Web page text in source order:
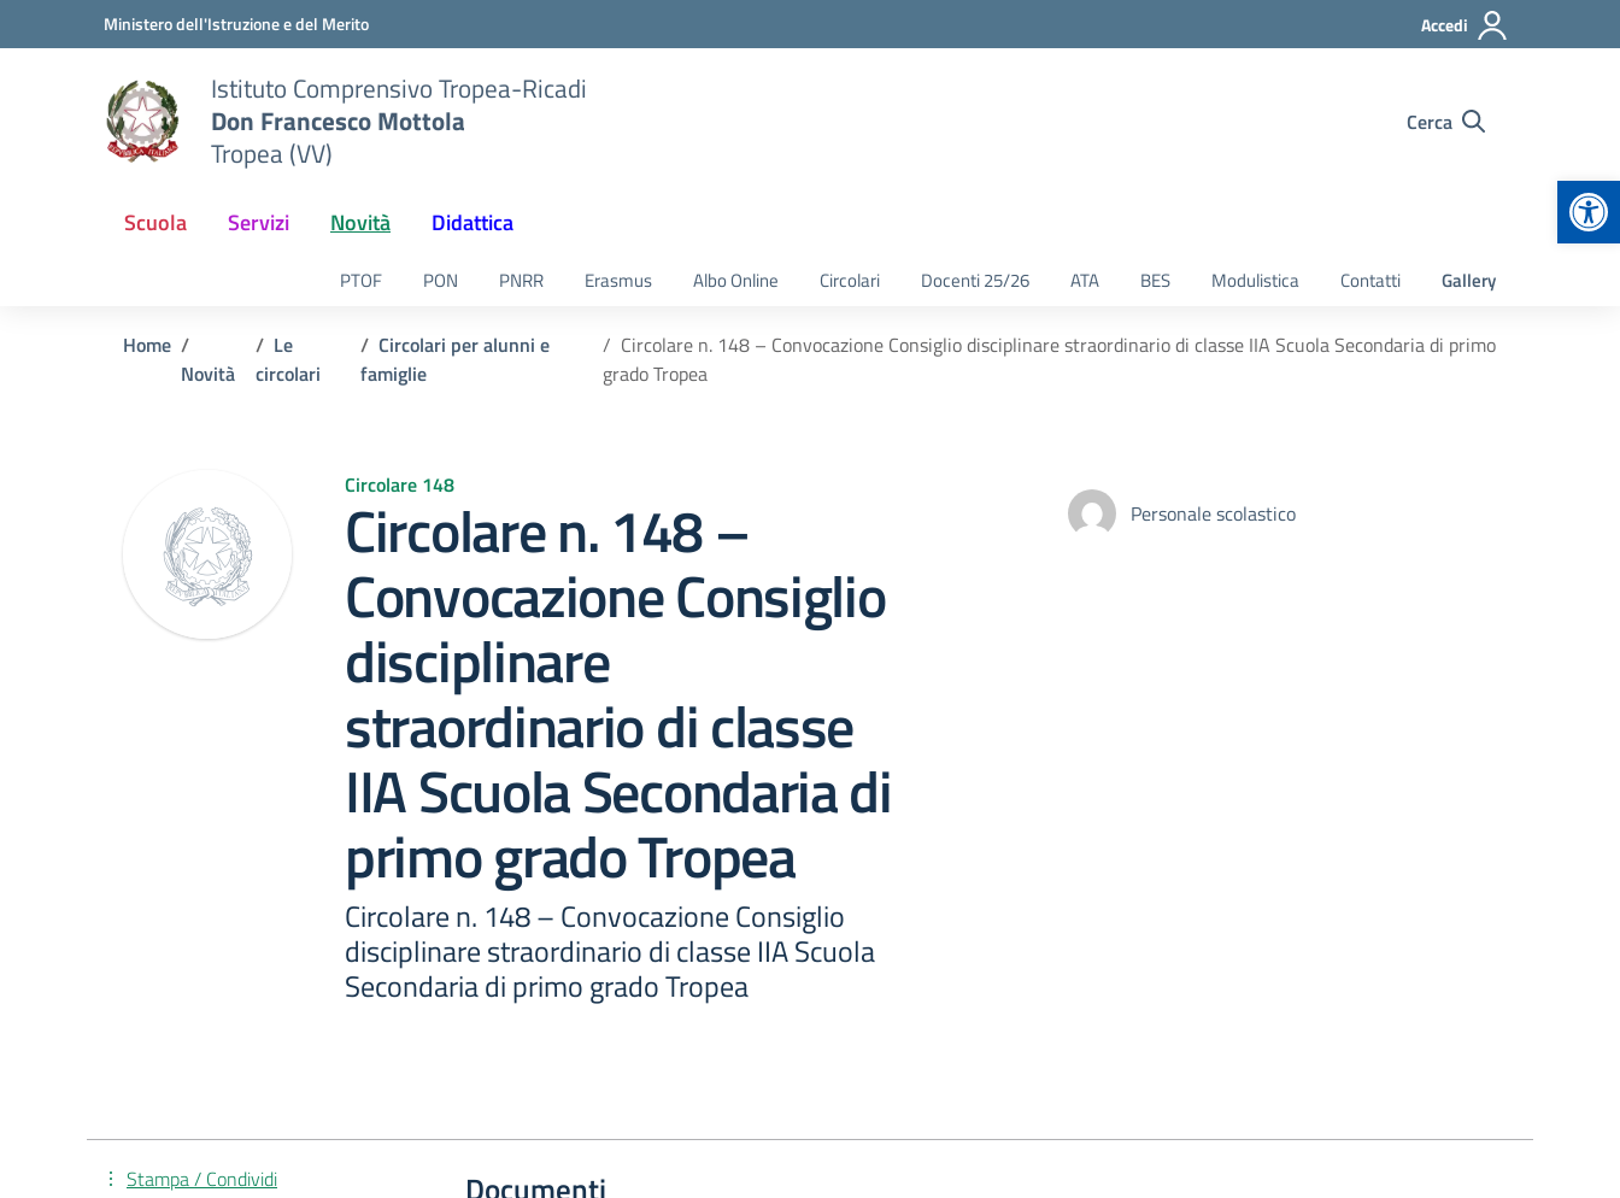
Vai ai contenuti
Vai al menu di navigazioneMinistero dell'Istruzione e del Merito Accedi
Istituto Comprensivo Tropea-Ricadi
Don Francesco Mottola
Tropea (VV)
Cerca
Scuola Servizi Novità Didattica
PTOF PON PNRR Erasmus Albo Online Circolari Docenti 25/26 ATA BES Modulistica Contatti Gallery
Home
Novità
Le
circolari
Circolari per alunni e
famiglie
Circolare n. 148 – Convocazione Consiglio disciplinare straordinario di classe IIA Scuola Secondaria di primo
grado Tropea
Circolare 148
Circolare n. 148 –
Convocazione Consiglio
disciplinare
straordinario di classe
IIA Scuola Secondaria di
primo grado Tropea
Circolare n. 148 – Convocazione Consiglio
disciplinare straordinario di classe IIA Scuola
Secondaria di primo grado Tropea
Personale scolastico
Stampa / Condividi